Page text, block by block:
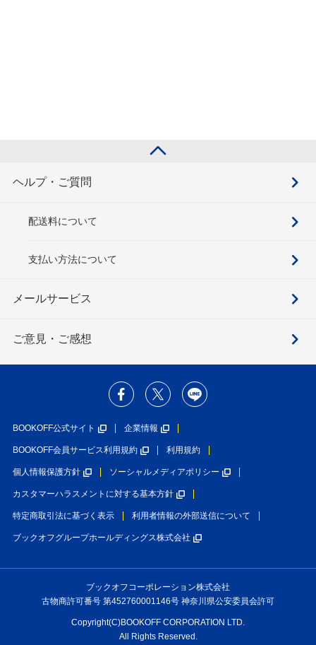
ヘルプ・ご質問
配送料について
支払い方法について
メールサービス
ご意見・ご感想
BOOKOFF公式サイト 企業情報
BOOKOFF会員サービス利用規約 利用規約
個人情報保護方針 ソーシャルメディアポリシー
カスタマーハラスメントに対する基本方針
特定商取引法に基づく表示 利用者情報の外部送信について
ブックオフグループホールディングス株式会社
ブックオフコーポレーション株式会社
古物商許可番号 第452760001146号 神奈川県公安委員会許可
Copyright(C)BOOKOFF CORPORATION LTD.
All Rights Reserved.